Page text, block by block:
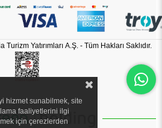
Turizm Yatırımları A.Ş. - Tüm Hakları Saklıdır.
hizmet sunabilmek, site
faaliyetlerini ilgi
için çerezlerden